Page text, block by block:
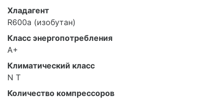
Хладагент
R600a (изобутан)
Класс энергопотребления
A+
Климатический класс
N T
Количество компрессоров